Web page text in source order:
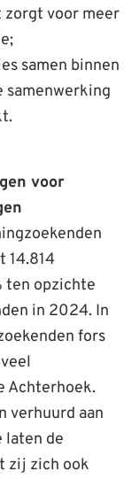
zorgt voor meer
samen binnen
samenwerking
voor
14.814
ten opzichte
in 2024. In
fors
Achterhoek.
verhuurd aan
laten de
zij zich ook